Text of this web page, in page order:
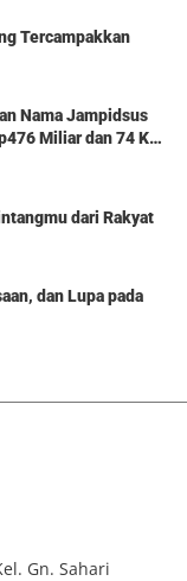
Tercampakkan
Nama Jampidsus
Miliar dan 74 Kg
dari Rakyat
dan Lupa pada
Gn. Sahari